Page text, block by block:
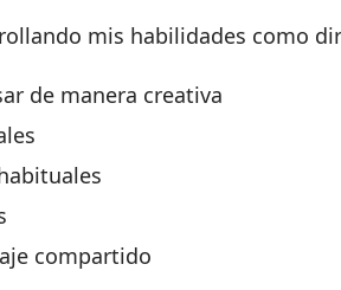
mis habilidades como
de manera creativa
compartido